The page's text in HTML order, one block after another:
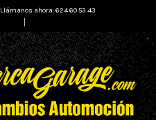
Llámanos ahora: 624 60 53 43